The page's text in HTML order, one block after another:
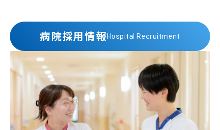
病院採用情報Hospital Recruitment